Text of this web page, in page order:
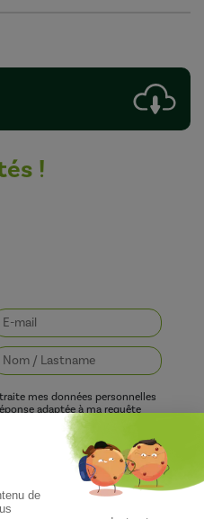
!
mes données personnelles
adaptée à ma requête
de la vie privée de Vivagro.
my personal data collected in order
request in accordance with